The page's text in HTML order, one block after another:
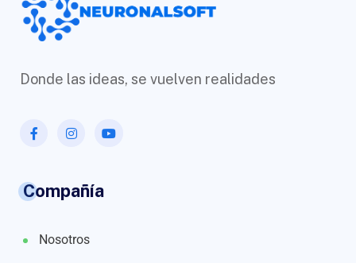
Donde las ideas, se vuelven realidades
Compañía
Nosotros